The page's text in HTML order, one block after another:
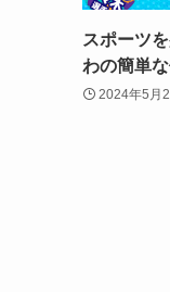
スポーツ
わの簡単
2024年5月